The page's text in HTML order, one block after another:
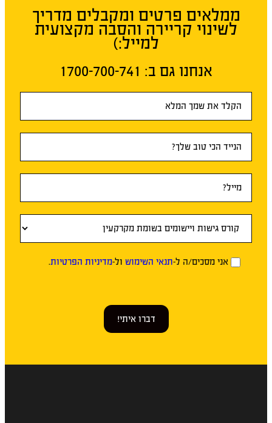
ממלאים פרטים ומקבלים מדריך
לשינוי קריירה והסבה מקצועית
למייל:)
אנחנו גם ב:​ 1700-700-741
ראשי
אני מסכים/ה ל-תנאי השימוש ול-מדיניות הפרטיות.
דברו איתי!